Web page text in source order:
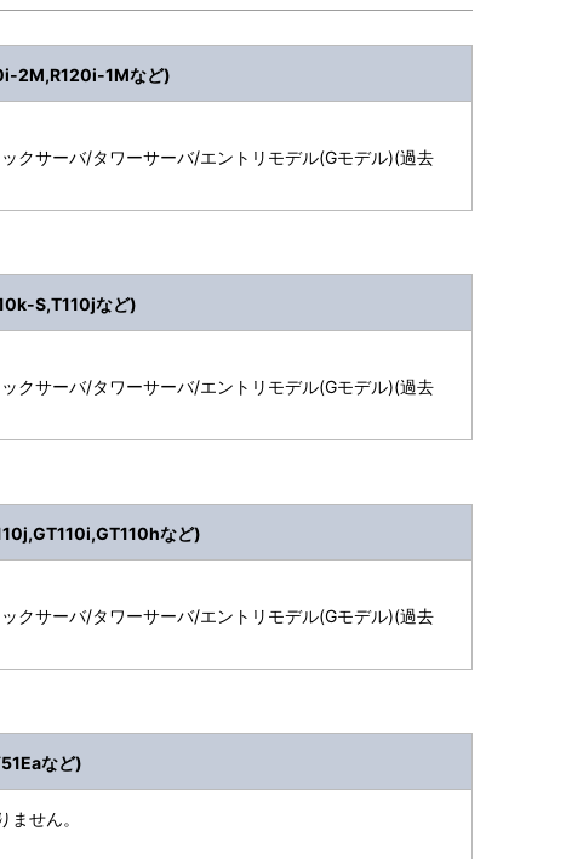
2M,R120i-1Mなど)
クサーバ/タワーサーバ/エントリモデル(Gモデル)(過去
S,T110jなど)
クサーバ/タワーサーバ/エントリモデル(Gモデル)(過去
など)
クサーバ/タワーサーバ/エントリモデル(Gモデル)(過去
など)
せん。